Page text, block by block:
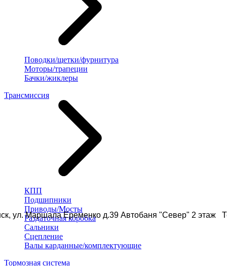
ул. Маршала Еременко д.39 Автобаня "Север" 2 этаж
Поводки/щетки/фурнитура
Моторы/трапеции
Бачки/жиклеры
Трансмиссия
КПП
Подшипники
Приводы/Мосты
Раздаточная коробка
Сальники
Сцепление
Валы карданные/комплектующие
Тормозная система